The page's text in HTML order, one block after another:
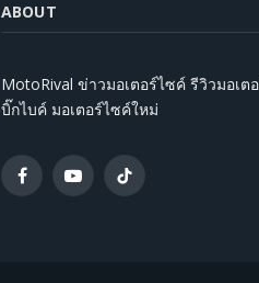
ABOUT
MotoRival ข่าวมอเตอร์ไซค์ รีวิวมอเต
บิ๊กไบค์ มอเตอร์ไซค์ใหม่
FacebookYouTubeTikTok